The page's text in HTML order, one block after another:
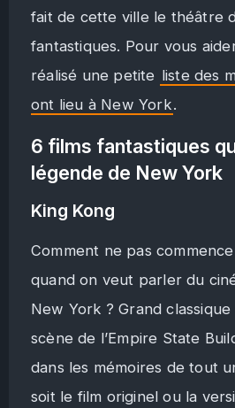
fait de cette ville le théâtre
fantastiques. Pour vous
réalisé une petite liste des
ont lieu à New York.
6 films fantastiques
légende de New York
King Kong
Comment ne pas
quand on veut parler du
New York ? Grand
scène de l’Empire State
dans les mémoires de tout
soit le film originel ou la